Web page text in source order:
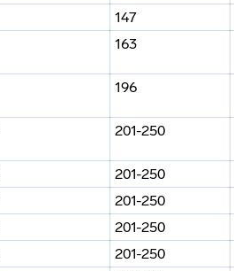
147
163
196
201-250
201-250
201-250
201-250
201-250